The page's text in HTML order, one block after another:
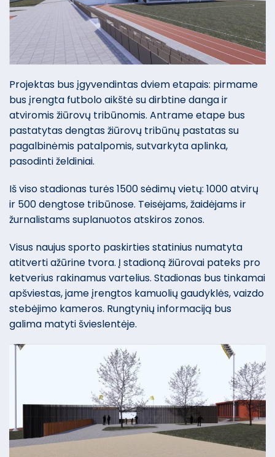
Projektas bus įgyvendintas dviem etapais: pirmame
bus įrengta futbolo aikštė su dirbtine danga ir
atviromis žiūrovų tribūnomis. Antrame etape bus
pastatytas dengtas žiūrovų tribūnų pastatas su
pagalbinėmis patalpomis, sutvarkyta aplinka,
pasodinti želdiniai.
Iš viso stadionas turės 1500 sėdimų vietų: 1000 atvirų
ir 500 dengtose tribūnose. Teisėjams, žaidėjams ir
žurnalistams suplanuotos atskiros zonos.
Visus naujus sporto paskirties statinius numatyta
atitverti ažūrine tvora. Į stadioną žiūrovai pateks pro
ketverius rakinamus vartelius. Stadionas bus tinkamai
apšviestas, jame įrengtos kamuolių gaudyklės, vaizdo
stebėjimo kameros. Rungtynių informaciją bus
galima matyti švieslentėje.